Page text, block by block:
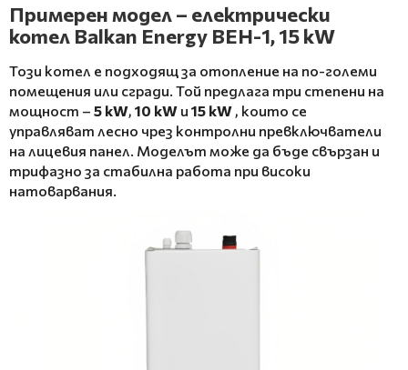
Примерен модел – електрически
котел Balkan Energy ВЕН-1, 15 kW
Този котел е подходящ за отопление на по-големи
помещения или сгради. Той предлага три степени на
мощност – 5 kW, 10 kW и 15 kW , които се
управляват лесно чрез контролни превключватели
на лицевия панел. Моделът може да бъде свързан и
трифазно за стабилна работа при високи
натоварвания.